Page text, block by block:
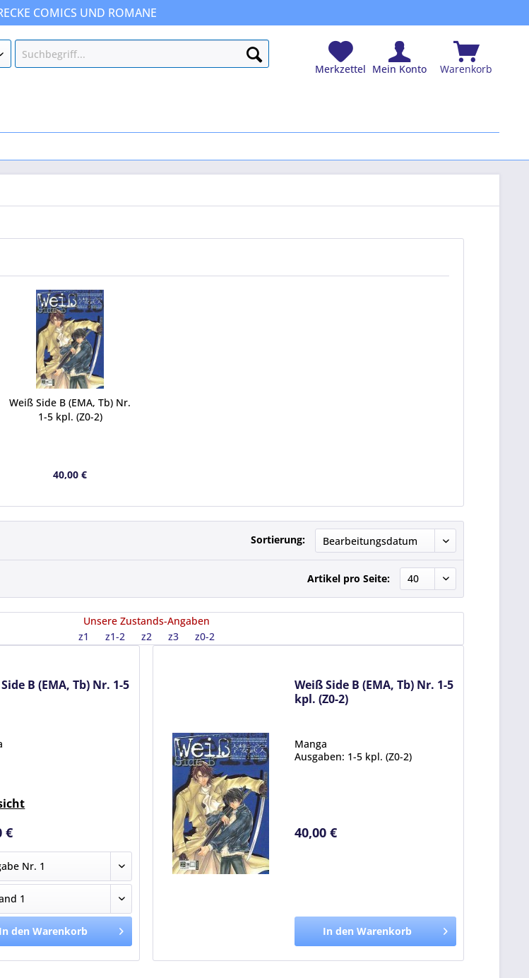
COMICS UND ROMANE
Merkzettel Mein Konto Warenkorb
Weiß Side B (EMA, Tb) Nr.
1-5 kpl. (Z0-2)
40,00 €
Sortierung:
Artikel pro Seite:
Unsere Zustands-Angaben
z1
z1-2 z2 z3 z0-2
B (EMA, Tb) Nr. 1-5
€
In den Warenkorb
Weiß Side B (EMA, Tb) Nr. 1-5
kpl. (Z0-2)
Manga
Ausgaben: 1-5 kpl. (Z0-2)
40,00 €
In den Warenkorb